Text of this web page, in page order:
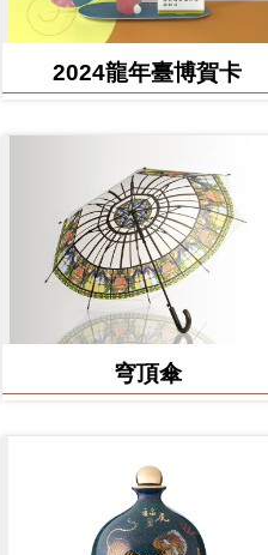
2024龍年臺博賀卡
穹頂傘